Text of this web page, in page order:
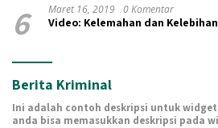
6 Maret 16, 2019 0 Komentar
Video: Kelemahan dan
Berita Kriminal
Ini adalah contoh deskripsi untuk
anda bisa memasukkan deskripsi pada